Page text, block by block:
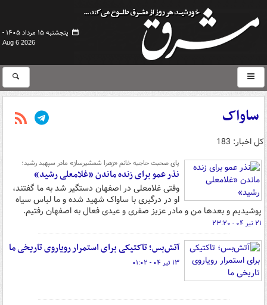
پنجشنبه ۱۵ مرداد ۱۴۰۵ -
Aug 6 2026
ساواک
کل اخبار: 183
پای صحبت حاجیه خانم «زهرا شمشیرساز» مادر سپهبد رشید؛
نذر عمو برای زنده ماندن «غلامعلی رشید»
وقتی غلامعلی در اصفهان دستگیر شد به ما گفتند،
او در درگیری با ساواک شهید شده و ما لباس سیاه
پوشیدیم و بعدها من و مادر عزیز صفری و عیدی فعال به اصفهان رفتیم.
۲۱ تیر ۰۴ - ۲۳:۲۰
آتش‌بس؛ تاکتیکی برای استمرار رویاروی تاریخی ما
۱۳ تیر ۰۴ - ۰۱:۰۲